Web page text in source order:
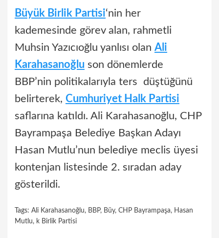
Büyük Birlik Partisi‘nin her
kademesinde görev alan, rahmetli
Muhsin Yazıcıoğlu yanlısı olan Ali
Karahasanoğlu son dönemlerde
BBP’nin politikalarıyla ters düştüğünü
belirterek, Cumhuriyet Halk Partisi
saflarına katıldı. Ali Karahasanoğlu, CHP
Bayrampaşa Belediye Başkan Adayı
Hasan Mutlu’nun belediye meclis üyesi
kontenjan listesinde 2. sıradan aday
gösterildi.
Tags: Ali Karahasanoğlu, BBP, Büy, CHP Bayrampaşa, Hasan
Mutlu, k Birlik Partisi